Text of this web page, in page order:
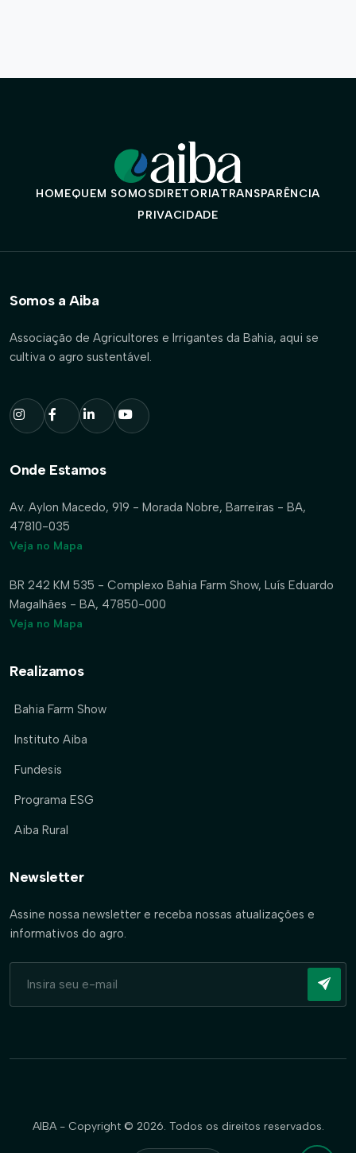
HOMEQUEM SOMOSDIRETORIATRANSPARÊNCIA
PRIVACIDADE
Somos a Aiba
Associação de Agricultores e Irrigantes da Bahia, aqui se
cultiva o agro sustentável.
Onde Estamos
Av. Aylon Macedo, 919 - Morada Nobre, Barreiras - BA,
47810-035
Veja no Mapa
BR 242 KM 535 - Complexo Bahia Farm Show, Luís Eduardo
Magalhães - BA, 47850-000
Veja no Mapa
Realizamos
Bahia Farm Show
Instituto Aiba
Fundesis
Programa ESG
Aiba Rural
Newsletter
Assine nossa newsletter e receba nossas atualizações e
informativos do agro.
AIBA - Copyright © 2026. Todos os direitos reservados.